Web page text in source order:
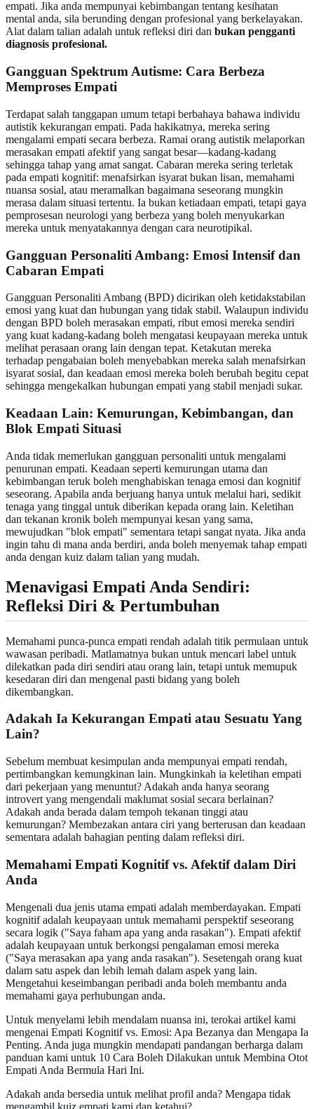
empati. Jika anda mempunyai kebimbangan tentang kesihatan
mental anda, sila berunding dengan profesional yang berkelayakan.
Alat dalam talian adalah untuk refleksi diri dan bukan pengganti
diagnosis profesional.
Gangguan Spektrum Autisme: Cara Berbeza
Memproses Empati
Terdapat salah tanggapan umum tetapi berbahaya bahawa individu
autistik kekurangan empati. Pada hakikatnya, mereka sering
mengalami empati secara berbeza. Ramai orang autistik melaporkan
merasakan empati afektif yang sangat besar—kadang-kadang
sehingga tahap yang amat sangat. Cabaran mereka sering terletak
pada empati kognitif: menafsirkan isyarat bukan lisan, memahami
nuansa sosial, atau meramalkan bagaimana seseorang mungkin
merasa dalam situasi tertentu. Ia bukan ketiadaan empati, tetapi gaya
pemprosesan neurologi yang berbeza yang boleh menyukarkan
mereka untuk menyatakannya dengan cara neurotipikal.
Gangguan Personaliti Ambang: Emosi Intensif dan
Cabaran Empati
Gangguan Personaliti Ambang (BPD) dicirikan oleh ketidakstabilan
emosi yang kuat dan hubungan yang tidak stabil. Walaupun individu
dengan BPD boleh merasakan empati, ribut emosi mereka sendiri
yang kuat kadang-kadang boleh mengatasi keupayaan mereka untuk
melihat perasaan orang lain dengan tepat. Ketakutan mereka
terhadap pengabaian boleh menyebabkan mereka salah menafsirkan
isyarat sosial, dan keadaan emosi mereka boleh berubah begitu cepat
sehingga mengekalkan hubungan empati yang stabil menjadi sukar.
Keadaan Lain: Kemurungan, Kebimbangan, dan
Blok Empati Situasi
Anda tidak memerlukan gangguan personaliti untuk mengalami
penurunan empati. Keadaan seperti kemurungan utama dan
kebimbangan teruk boleh menghabiskan tenaga emosi dan kognitif
seseorang. Apabila anda berjuang hanya untuk melalui hari, sedikit
tenaga yang tinggal untuk diberikan kepada orang lain. Keletihan
dan tekanan kronik boleh mempunyai kesan yang sama,
mewujudkan "blok empati" sementara tetapi sangat nyata. Jika anda
ingin tahu di mana anda berdiri, anda boleh menyemak tahap empati
anda dengan kuiz dalam talian yang mudah.
Menavigasi Empati Anda Sendiri:
Refleksi Diri & Pertumbuhan
Memahami punca-punca empati rendah adalah titik permulaan untuk
wawasan peribadi. Matlamatnya bukan untuk mencari label untuk
dilekatkan pada diri sendiri atau orang lain, tetapi untuk memupuk
kesedaran diri dan mengenal pasti bidang yang boleh
dikembangkan.
Adakah Ia Kekurangan Empati atau Sesuatu Yang
Lain?
Sebelum membuat kesimpulan anda mempunyai empati rendah,
pertimbangkan kemungkinan lain. Mungkinkah ia keletihan empati
dari pekerjaan yang menuntut? Adakah anda hanya seorang
introvert yang mengendali maklumat sosial secara berlainan?
Adakah anda berada dalam tempoh tekanan tinggi atau
kemurungan? Membezakan antara ciri yang berterusan dan keadaan
sementara adalah bahagian penting dalam refleksi diri.
Memahami Empati Kognitif vs. Afektif dalam Diri
Anda
Mengenali dua jenis utama empati adalah memberdayakan. Empati
kognitif adalah keupayaan untuk memahami perspektif seseorang
secara logik ("Saya faham apa yang anda rasakan"). Empati afektif
adalah keupayaan untuk berkongsi pengalaman emosi mereka
("Saya merasakan apa yang anda rasakan"). Sesetengah orang kuat
dalam satu aspek dan lebih lemah dalam aspek yang lain.
Mengetahui keseimbangan peribadi anda boleh membantu anda
memahami gaya perhubungan anda.
Untuk menyelami lebih mendalam nuansa ini, terokai artikel kami
mengenai Empati Kognitif vs. Emosi: Apa Bezanya dan Mengapa Ia
Penting. Anda juga mungkin mendapati pandangan berharga dalam
panduan kami untuk 10 Cara Boleh Dilakukan untuk Membina Otot
Empati Anda Bermula Hari Ini.
Adakah anda bersedia untuk melihat profil anda? Mengapa tidak
mengambil kuiz empati kami dan ketahui?